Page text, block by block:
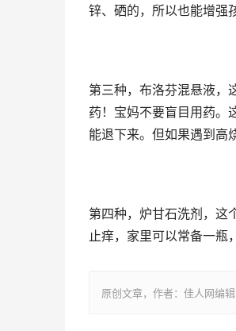
锌、硒的，所以也能增强
第三种，布洛芬混悬液，
药！宝妈不要盲目用药。
能退下来。但如果遇到高
第四种，炉甘石洗剂，这
止痒，家里可以常备一瓶
原创文章，作者：佳人网编